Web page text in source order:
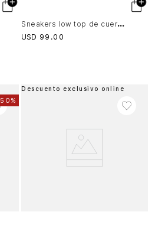
S
neakers low top de cuero para hombre Force 2
USD 99 .00
50%
Descuento exclusivo online